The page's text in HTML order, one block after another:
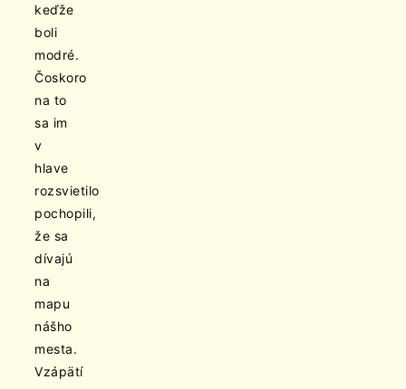
keďže
boli
modré.
Čoskoro
na to
sa im
v
hlave
rozsvietilo
pochopili,
že sa
dívajú
na
mapu
nášho
mesta.
Vzápätí